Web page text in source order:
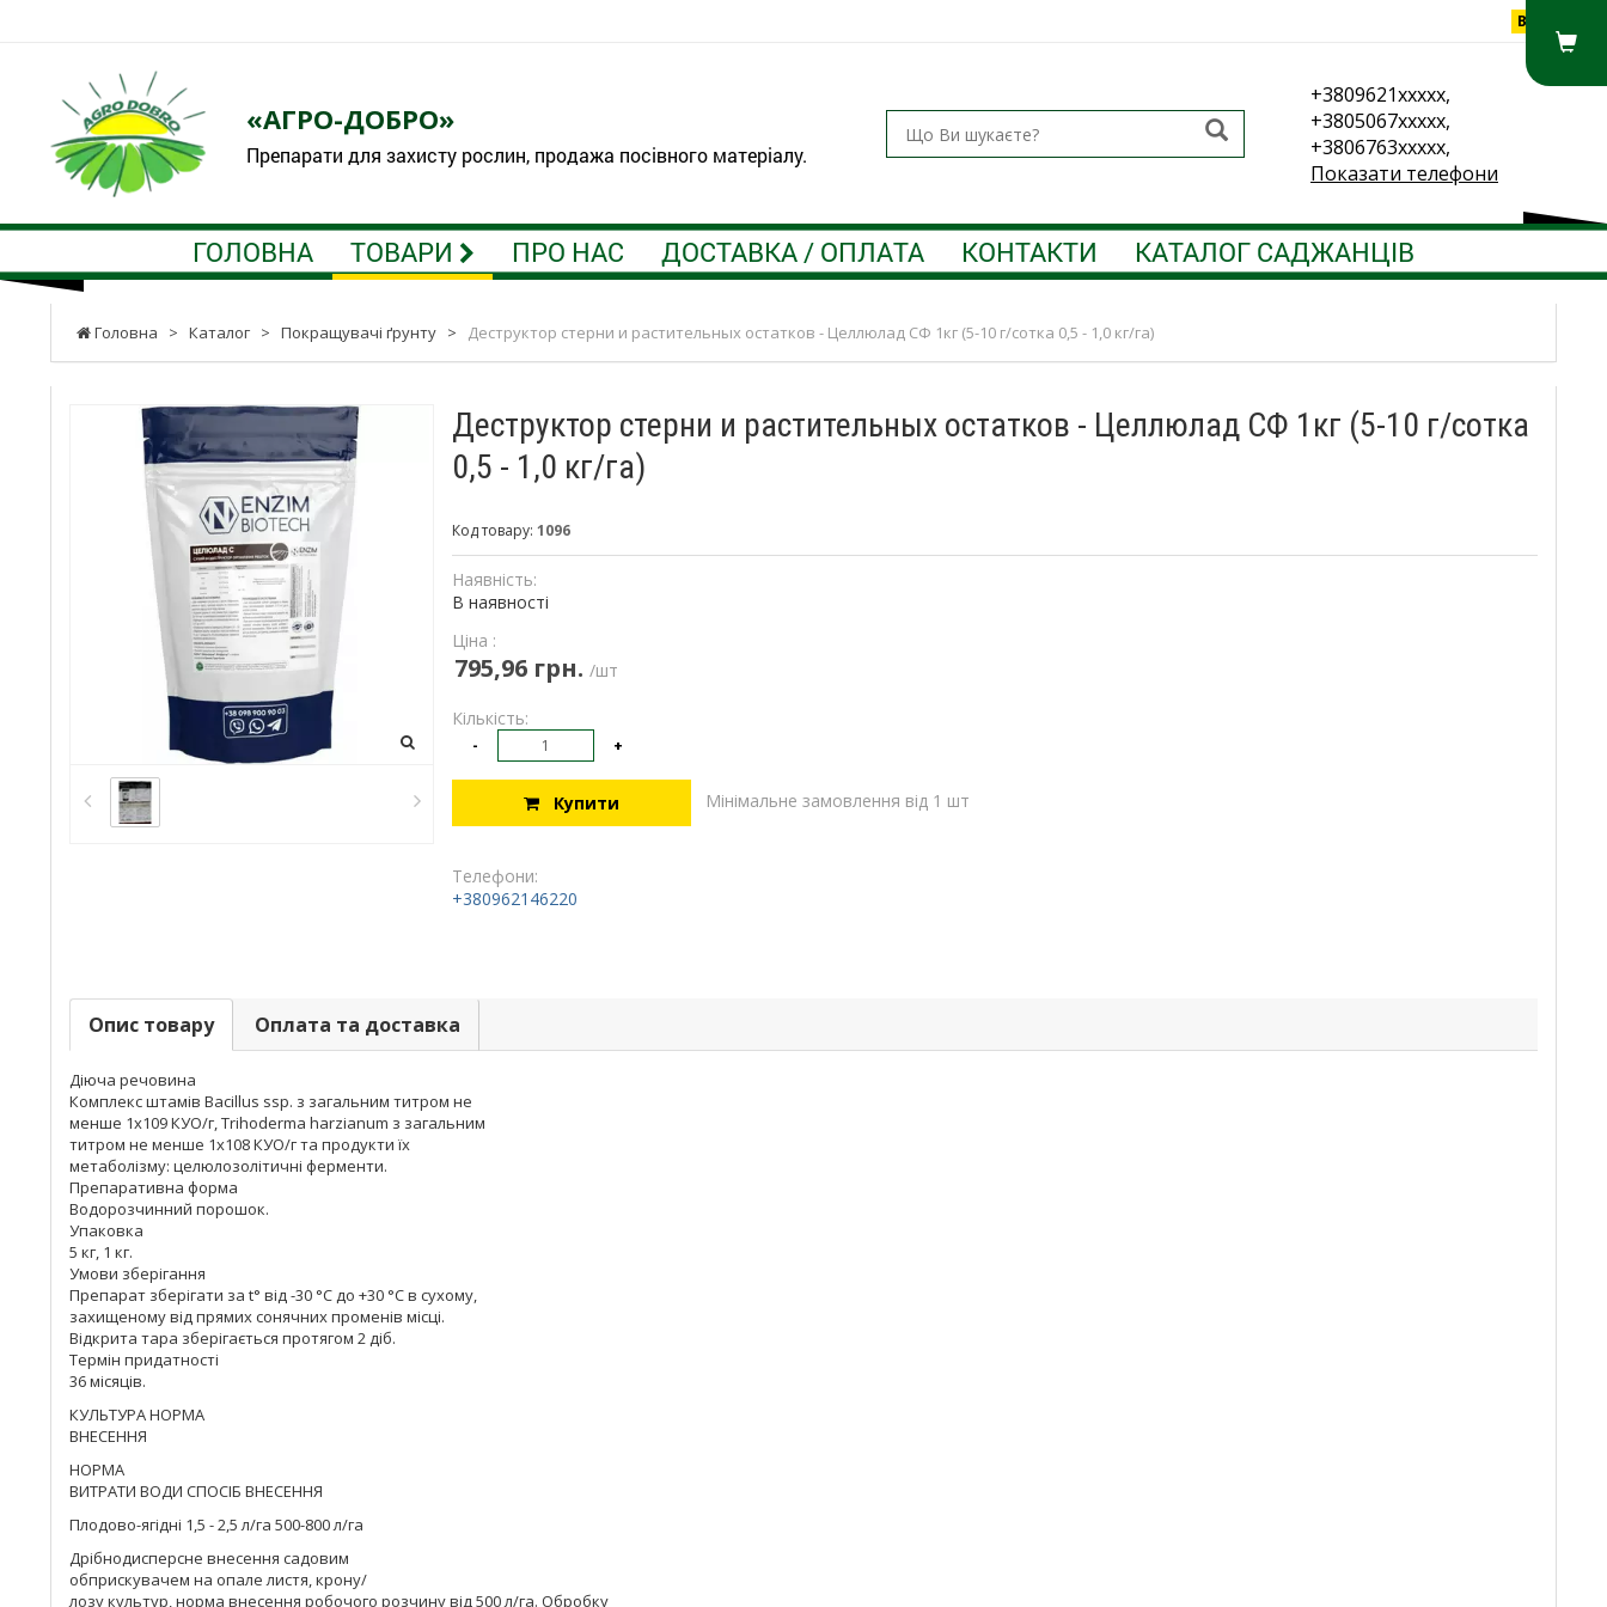
Вхід
«АГРО-ДОБРО»
Препарати для захисту рослин, продажа посівного матеріалу.
+3809621xxxxx,
+3805067xxxxx,
+3806763xxxxx,
Показати телефони
ГОЛОВНА ТОВАРИ ПРО НАС ДОСТАВКА / ОПЛАТА КОНТАКТИ КАТАЛОГ САДЖАНЦІВ
Головна > Каталог > Покращувачі ґрунту > Деструктор стерни и растительных остатков - Целлюлад СФ 1кг (5-10 г/сотка 0,5 - 1,0 кг/га)
Деструктор стерни и растительных остатков - Целлюлад СФ 1кг (5-10 г/сотка
0,5 - 1,0 кг/га)
Код товару: 1096
Наявність:
В наявності
Ціна :
795,96 грн. /шт
Кількість:
- +
Купити Мінімальне замовлення від 1 шт
Телефони:
+380962146220
Опис товару Оплата та доставка
Діюча речовина
Комплекс штамів Bacillus ssp. з загальним титром не
менше 1х109 КУО/г, Trihoderma harzianum з загальним
титром не менше 1х108 КУО/г та продукти їх
метаболізму: целюлозолітичні ферменти.
Препаративна форма
Водорозчинний порошок.
Упаковка
5 кг, 1 кг.
Умови зберігання
Препарат зберігати за t° від -30 °С до +30 °С в сухому,
захищеному від прямих сонячних променів місці.
Відкрита тара зберігається протягом 2 діб.
Термін придатності
36 місяців.
КУЛЬТУРА НОРМА
ВНЕСЕННЯ
НОРМА
ВИТРАТИ ВОДИ СПОСІБ ВНЕСЕННЯ
Плодово-ягідні 1,5 - 2,5 л/га 500-800 л/га
Дрібнодисперсне внесення садовим
обприскувачем на опале листя, крону/
лозу культур, норма внесення робочого розчину від 500 л/га. Обробку